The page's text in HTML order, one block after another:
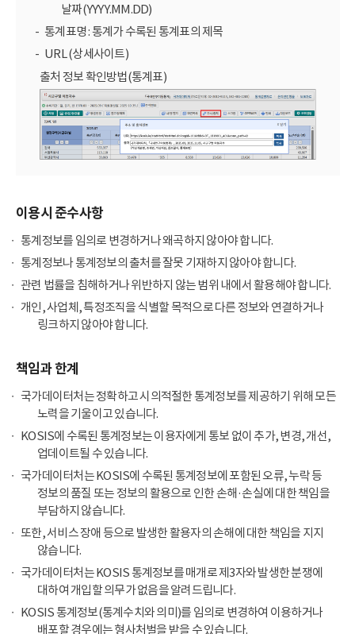
날짜(YYYY.MM.DD)
통계표명 : 통계가 수록된 통계표의 제목
URL (상세사이트)
출처 정보 확인방법(통계표)
이용시 준수사항
통계정보를 임의로 변경하거나 왜곡하지 않아야 합니다.
통계정보나 통계정보의 출처를 잘못 기재하지 않아야 합니다.
관련 법률을 침해하거나 위반하지 않는 범위 내에서 활용해야 합니다.
개인, 사업체, 특정조직을 식별할 목적으로 다른 정보와 연결하거나
링크하지 않아야 합니다.
책임과 한계
국가데이터처는 정확하고 시의적절한 통계정보를 제공하기 위해 모든
노력을 기울이고 있습니다.
KOSIS에 수록된 통계정보는 이용자에게 통보 없이 추가, 변경, 개선,
업데이트될 수 있습니다.
국가데이터처는 KOSIS에 수록된 통계정보에 포함된 오류, 누락 등
정보의 품질 또는 정보의 활용으로 인한 손해·손실에 대한 책임을
부담하지 않습니다.
또한, 서비스 장애 등으로 발생한 활용자의 손해에 대한 책임을 지지
않습니다.
국가데이터처는 KOSIS 통계정보를 매개로 제3자와 발생한 분쟁에
대하여 개입할 의무가 없음을 알려드립니다.
KOSIS 통계정보(통계수치와 의미)를 임의로 변경하여 이용하거나
배포할 경우에는 형사처벌을 받을 수 있습니다.